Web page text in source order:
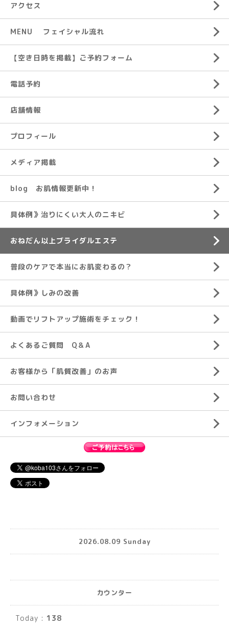
アクセス
MENU フェイシャル流れ
【空き日時を掲載】ご予約フォーム
電話予約
店舗情報
プロフィール
メディア掲載
blog お肌情報更新中！
具体例》治りにくい大人のニキビ
おねだん以上ブライダルエステ
普段のケアで本当にお肌変わるの？
具体例》しみの改善
動画でリフトアップ施術をチェック！
よくあるご質問 Q＆A
お客様から「肌質改善」のお声
お問い合わせ
インフォメーション
2026.08.09 Sunday
カウンター
Today : 138